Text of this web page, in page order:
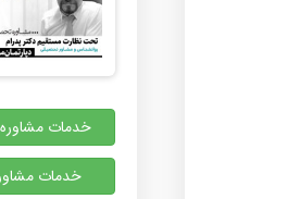
خدمات
خدمات